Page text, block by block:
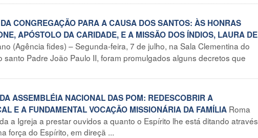
CONGREGAÇÃO PARA A CAUSA DOS SANTOS: ÀS HONRAS
APÓSTOLO DA CARIDADE, E A MISSÃO DOS ÍNDIOS, LAURA DE
(Agência fides) – Segunda-feira, 7 de julho, na Sala Clementina do
Padre João Paulo II, foram promulgados alguns decretos que
ASSEMBLÉIA NACIONAL DAS POM: REDESCOBRIR A
E A FUNDAMENTAL VOCAÇÃO MISSIONÁRIA DA FAMÍLIA Roma
a Igreja a prestar ouvidos a quanto o Espírito lhe está ditando através
força do Espírito, em direçã ...